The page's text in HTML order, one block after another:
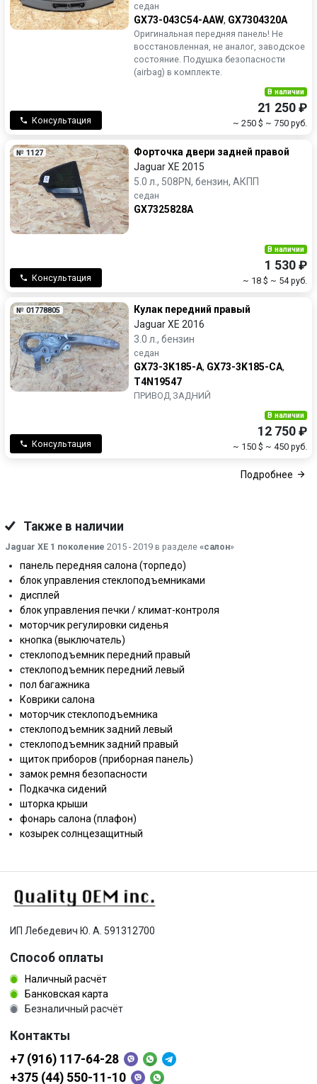
седан
GX73-043C54-AAW, GX7304320A
Оригинальная передняя панель! Не
восстановленная, не аналог, заводское
состояние. Подушка безопасности
(airbag) в комплекте.
Консультация
В наличии
21 250 ₽
~ 250 $ ~ 750 руб.
№ 1127
Форточка двери задней правой
Jaguar XE 2015
5.0 л., 508PN, бензин, АКПП
седан
GX7325828A
Консультация
В наличии
1 530 ₽
~ 18 $ ~ 54 руб.
№ 01778805
Кулак передний правый
Jaguar XE 2016
3.0 л., бензин
седан
GX73-3K185-A, GX73-3K185-CA,
T4N19547
ПРИВОД ЗАДНИЙ
Консультация
В наличии
12 750 ₽
~ 150 $ ~ 450 руб.
Подробнее
Также в наличии
Jaguar XE 1 поколение 2015 - 2019 в разделе «салон»
панель передняя салона (торпедо)
блок управления стеклоподъемниками
дисплей
блок управления печки / климат-контроля
моторчик регулировки сиденья
кнопка (выключатель)
стеклоподъемник передний правый
стеклоподъемник передний левый
пол багажника
Коврики салона
моторчик стеклоподъемника
стеклоподъемник задний левый
стеклоподъемник задний правый
щиток приборов (приборная панель)
замок ремня безопасности
Подкачка сидений
шторка крыши
фонарь салона (плафон)
козырек солнцезащитный
ИП Лебедевич Ю. А. 591312700
Способ оплаты
Наличный расчёт
Банковская карта
Безналичный расчёт
Контакты
+7 (916) 117-64-28
+375 (44) 550-11-10